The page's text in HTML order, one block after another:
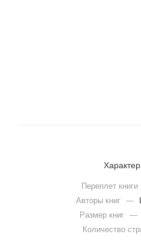
Переплет книги
Авторы книг —
Размер книг —
Количество